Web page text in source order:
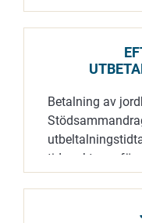
Betalning av
tidpunkterna för
anges på